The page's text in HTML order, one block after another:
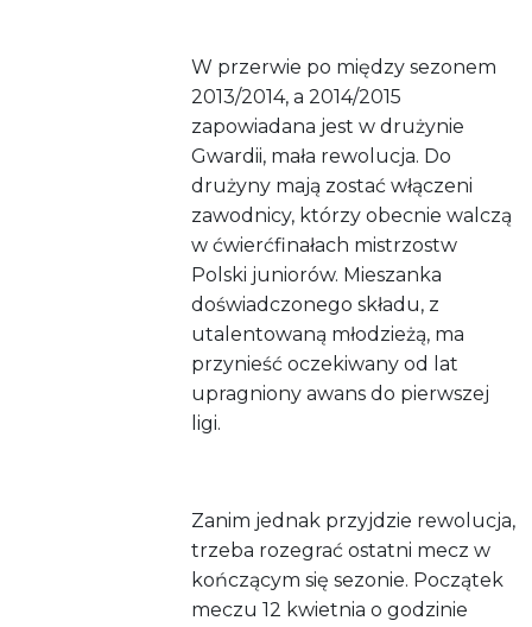
W przerwie po między sezonem
2013/2014, a 2014/2015
zapowiadana jest w drużynie
Gwardii, mała rewolucja. Do
drużyny mają zostać włączeni
zawodnicy, którzy obecnie walczą
w ćwierćfinałach mistrzostw
Polski juniorów. Mieszanka
doświadczonego składu, z
utalentowaną młodzieżą, ma
przynieść oczekiwany od lat
upragniony awans do pierwszej
ligi.
Zanim jednak przyjdzie rewolucja,
trzeba rozegrać ostatni mecz w
kończącym się sezonie. Początek
meczu 12 kwietnia o godzinie